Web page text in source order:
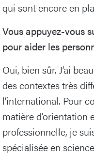
qui sont encore en
Vous appuyez-vous
pour aider les
Oui, bien sûr. J’ai
des contextes très
l’international. Pour
matière d’orientation
professionnelle, je
spécialisée en